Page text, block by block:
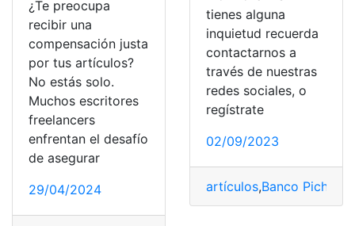
¿Te preocupa
recibir una
compensación justa
por tus artículos?
No estás solo.
Muchos escritores
freelancers
enfrentan el desafío
de asegurar
29/04/2024
tienes alguna
inquietud recuerda
contactarnos a
través de nuestras
redes sociales, o
regístrate
02/09/2023
artículos,Banco